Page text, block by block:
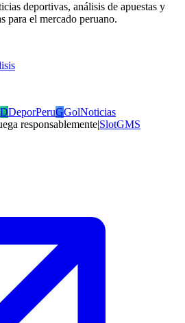
deportivas, análisis de apuestas y
para el mercado peruano.
DDeporPeruGGolNoticias
responsablemente|SlotGMS